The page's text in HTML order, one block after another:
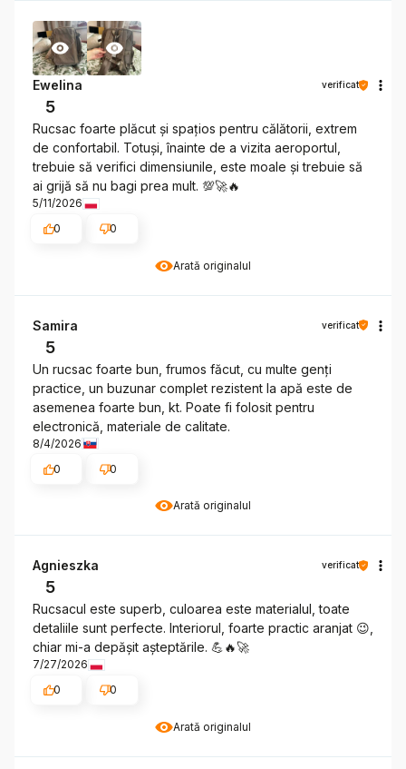
Arată originalul
Ewelina verificat
5
Rucsac foarte plăcut și spațios pentru călătorii, extrem
de confortabil. Totuși, înainte de a vizita aeroportul,
trebuie să verifici dimensiunile, este moale și trebuie să
ai grijă să nu bagi prea mult. 💯🚀🔥
5/11/2026
0
0
Arată originalul
Samira verificat
5
Un rucsac foarte bun, frumos făcut, cu multe genți
practice, un buzunar complet rezistent la apă este de
asemenea foarte bun, kt. Poate fi folosit pentru
electronică, materiale de calitate.
8/4/2026
0
0
Arată originalul
Agnieszka verificat
5
Rucsacul este superb, culoarea este materialul, toate
detaliile sunt perfecte. Interiorul, foarte practic aranjat 😉,
chiar mi-a depășit așteptările. 💪🔥🚀
7/27/2026
0
0